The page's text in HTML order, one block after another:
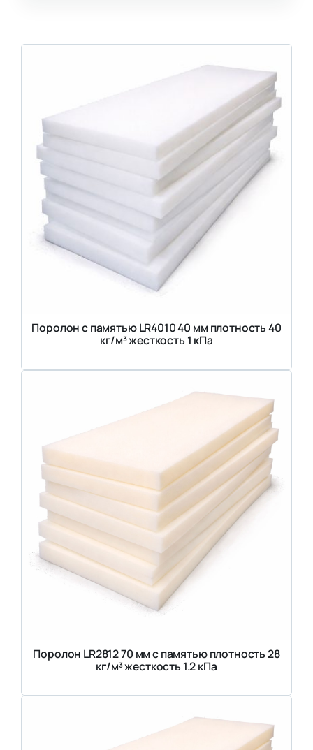
Поролон с памятью LR4010 40 мм плотность 40
кг/м³ жесткость 1 кПа
Поролон LR2812 70 мм с памятью плотность 28
кг/м³ жесткость 1.2 кПа